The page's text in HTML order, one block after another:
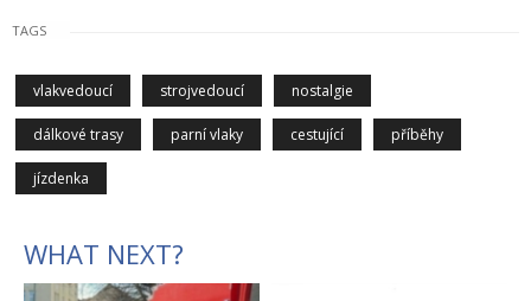
TAGS
vlakvedoucí strojvedoucí nostalgie
dálkové trasy parní vlaky cestující příběhy
jízdenka
WHAT NEXT?